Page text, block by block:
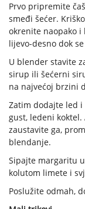
Prvo pripremite
smeđi šećer.
okrenite naopako
lijevo-desno dok
U blender stavite
sirup ili šećerni
na najvećoj brzini
Zatim dodajte led
gust, ledeni koktel.
zaustavite ga,
blendanje.
Sipajte margaritu
kolutom limete i
Poslužite odmah,